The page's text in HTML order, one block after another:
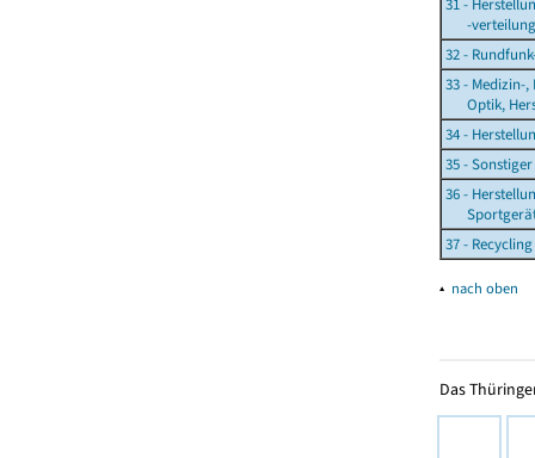
31 -
-verteilung
32 -
33 - Medizin-,
Optik,
34 -
35 -
36 -
37 - Recycling
▴ nach oben
Das